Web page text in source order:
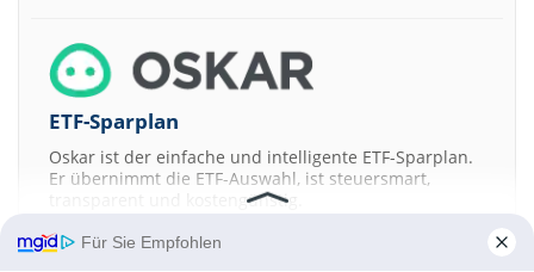
ETF-Sparplan
Oskar ist der einfache und intelligente ETF-Sparplan.
Er übernimmt die ETF-Auswahl, ist steuersmart,
transparent und kostengünstig.
JETZT MEHR ERFAHREN
Für Sie Empfohlen